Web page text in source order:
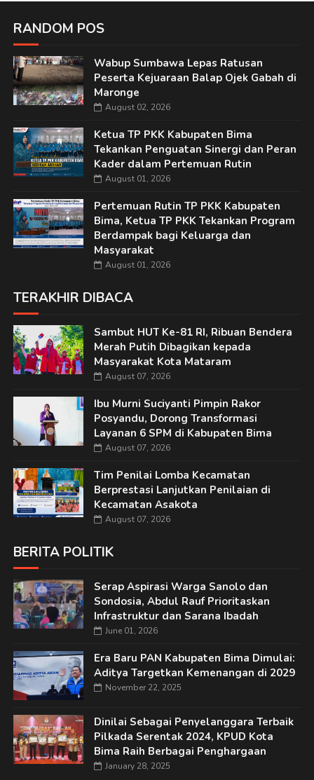
RANDOM POS
Wabup Sumbawa Lepas Ratusan
Peserta Kejuaraan Balap Ojek Gabah di
Maronge
August 02, 2026
Ketua TP PKK Kabupaten Bima
Tekankan Penguatan Sinergi dan Peran
Kader dalam Pertemuan Rutin
August 01, 2026
Pertemuan Rutin TP PKK Kabupaten
Bima, Ketua TP PKK Tekankan Program
Berdampak bagi Keluarga dan
Masyarakat
August 01, 2026
TERAKHIR DIBACA
Sambut HUT Ke-81 RI, Ribuan Bendera
Merah Putih Dibagikan kepada
Masyarakat Kota Mataram
August 07, 2026
Ibu Murni Suciyanti Pimpin Rakor
Posyandu, Dorong Transformasi
Layanan 6 SPM di Kabupaten Bima
August 07, 2026
Tim Penilai Lomba Kecamatan
Berprestasi Lanjutkan Penilaian di
Kecamatan Asakota
August 07, 2026
BERITA POLITIK
Serap Aspirasi Warga Sanolo dan
Sondosia, Abdul Rauf Prioritaskan
Infrastruktur dan Sarana Ibadah
June 01, 2026
Era Baru PAN Kabupaten Bima Dimulai:
Aditya Targetkan Kemenangan di 2029
November 22, 2025
Dinilai Sebagai Penyelanggara Terbaik
Pilkada Serentak 2024, KPUD Kota
Bima Raih Berbagai Penghargaan
January 28, 2025